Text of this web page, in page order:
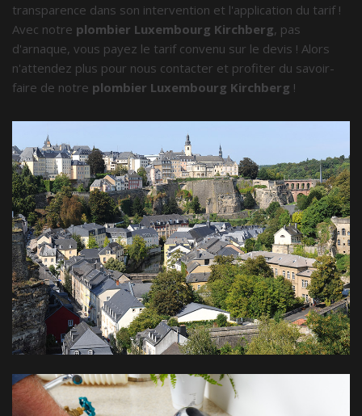
transparence dans son intervention et l'application du tarif !
Avec notre plombier Luxembourg Kirchberg, pas
d'arnaque, vous payez le tarif convenu sur le devis ! Alors
n'attendez plus pour nous contacter et profiter du savoir-
faire de notre plombier Luxembourg Kirchberg !